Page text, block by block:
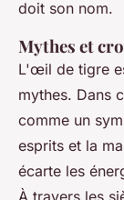
doit son nom.
Mythes et
L'œil de tigre
mythes. Dans
comme un
esprits et la
écarte les